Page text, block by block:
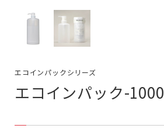
エコインパックシリーズ
エコインパック-1000